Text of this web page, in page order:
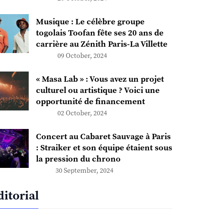
Musique : Le célèbre groupe
togolais Toofan fête ses 20 ans de
carrière au Zénith Paris-La Villette
09 October, 2024
« Masa Lab » : Vous avez un projet
culturel ou artistique ? Voici une
opportunité de financement
02 October, 2024
Concert au Cabaret Sauvage à Paris
: Straiker et son équipe étaient sous
la pression du chrono
30 September, 2024